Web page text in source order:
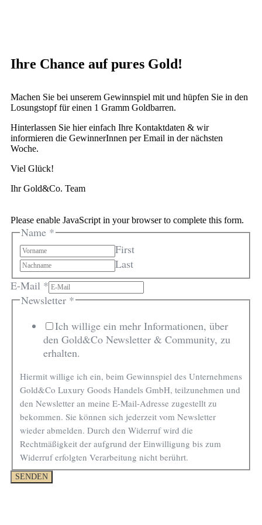
Ihre Chance auf pures Gold!
Machen Sie bei unserem Gewinnspiel mit und hüpfen Sie in den
Losungstopf für einen 1 Gramm Goldbarren.
Hinterlassen Sie hier einfach Ihre Kontaktdaten & wir
informieren die GewinnerInnen per Email in der nächsten
Woche.
Viel Glück!
Ihr Gold&Co. Team
Please enable JavaScript in your browser to complete this form.
Name *
First
Last
E-Mail *
Newsletter
Newsletter *
Ich willige ein mehr Informationen, über
den Gold&Co Newsletter & Community, zu
erhalten.
Hiermit willige ich ein, beim Gewinnspiel des Unternehmens
Gold&Co Luxury Goods Handels GmbH, teilzunehmen und
den Newsletter an meine E-Mail-Adresse zugestellt zu
bekommen. Sie können sich jederzeit vom Newsletter
wieder abmelden. Durch den Widerruf wird die
Rechtmäßigkeit der aufgrund der Einwilligung bis zum
Widerruf erfolgten Verarbeitung nicht berührt.
SENDEN